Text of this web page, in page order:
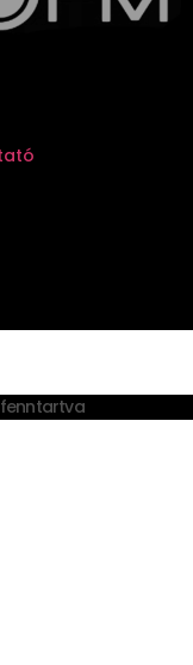
fenntartva